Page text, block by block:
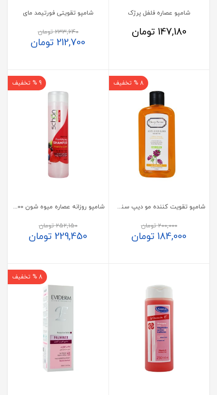
شامپو عصاره فلفل پرژک
147,180 تومان
شامپو تقویتی فورتیمد مای
233,640تومان
212,700تومان
8 % تخفیف
شامپو تقویت کننده مو دیپ سنس 200 میلی لیتر
200,000تومان
184,000 تومان
9 % تخفیف
شامپو روزانه عصاره میوه شون 400 میلی لیتر
252,150تومان
229,450تومان
8 % تخفیف